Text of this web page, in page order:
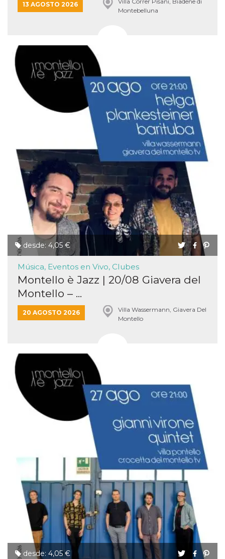
13 AGOSTO 2026
Montebelluna
desde: 4,05 €
Música, Eventos en Vivo, Clubes
Montello è Jazz | 20/08 Giavera del
Montello – ...
20 AGOSTO 2026
Villa Wassermann, Giavera Del
Montello
desde: 4,05 €